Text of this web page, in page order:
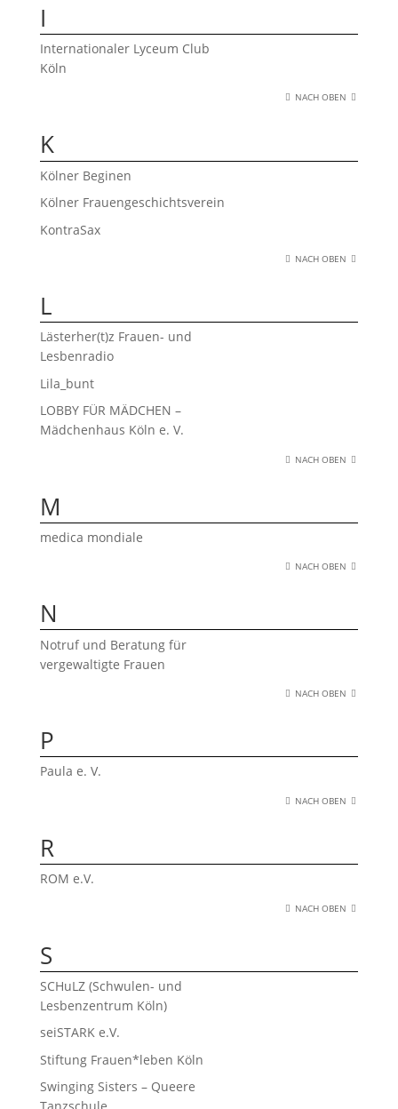
I
Internationaler Lyceum Club
Köln
NACH OBEN
K
Kölner Beginen
Kölner Frauengeschichtsverein
KontraSax
NACH OBEN
L
Lästerher(t)z Frauen- und
Lesbenradio
Lila_bunt
LOBBY FÜR MÄDCHEN –
Mädchenhaus Köln e. V.
NACH OBEN
M
medica mondiale
NACH OBEN
N
Notruf und Beratung für
vergewaltigte Frauen
NACH OBEN
P
Paula e. V.
NACH OBEN
R
ROM e.V.
NACH OBEN
S
SCHuLZ (Schwulen- und
Lesbenzentrum Köln)
seiSTARK e.V.
Stiftung Frauen*leben Köln
Swinging Sisters – Queere